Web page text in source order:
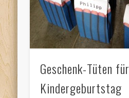
Geschenk-Tüten für
Kindergeburtstag